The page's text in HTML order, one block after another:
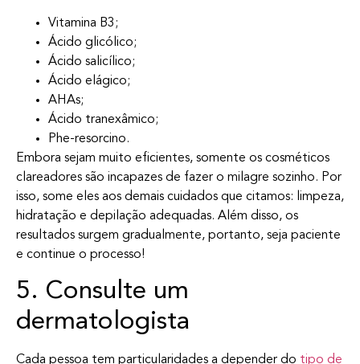
Vitamina B3;
Ácido glicólico;
Ácido salicílico;
Ácido elágico;
AHAs;
Ácido tranexâmico;
Phe-resorcino.
Embora sejam muito eficientes, somente os cosméticos
clareadores são incapazes de fazer o milagre sozinho. Por
isso, some eles aos demais cuidados que citamos: limpeza,
hidratação e depilação adequadas. Além disso, os
resultados surgem gradualmente, portanto, seja paciente
e continue o processo!
5. Consulte um
dermatologista
Cada pessoa tem particularidades a depender do tipo de